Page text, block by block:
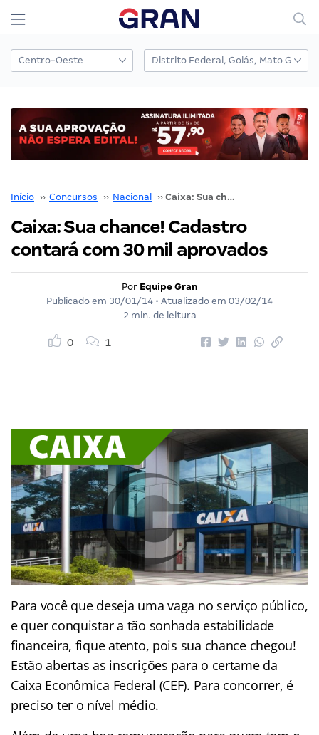
Início ›› Concursos ›› Nacional ›› Caixa: Sua chance! Cadastro contará com 30 mil aprovados
Caixa: Sua chance! Cadastro
contará com 30 mil aprovados
Por Equipe Gran
Publicado em 30/01/14 • Atualizado em 03/02/14
2 min. de leitura
0 1
Para você que deseja uma vaga no serviço público,
e quer conquistar a tão sonhada estabilidade
financeira, fique atento, pois sua chance chegou!
Estão abertas as inscrições para o certame da
Caixa Econômica Federal (CEF). Para concorrer, é
preciso ter o nível médio.